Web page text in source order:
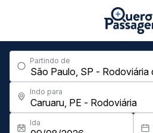
Partindo de
Indo para
Ida